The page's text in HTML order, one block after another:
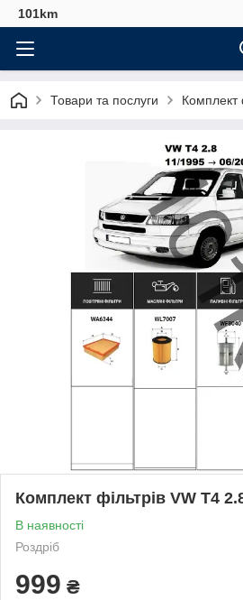
101km
Товари та послуги Комплект
Комплект фільтрів VW T4
В наявності
Роздріб
999 ₴